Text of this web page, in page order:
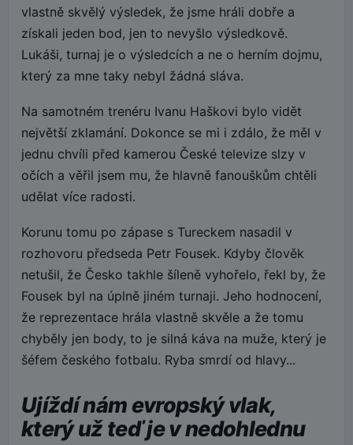
vlastně skvělý výsledek, že jsme hráli dobře a
získali jeden bod, jen to nevyšlo výsledkově.
Lukáši, turnaj je o výsledcích a ne o herním dojmu,
který za mne taky nebyl žádná sláva.
Na samotném trenéru Ivanu Haškovi bylo vidět
největší zklamání. Dokonce se mi i zdálo, že měl v
jednu chvíli před kamerou České televize slzy v
očích a věřil jsem mu, že hlavně fanouškům chtěli
udělat více radosti.
Korunu tomu po zápase s Tureckem nasadil v
rozhovoru předseda Petr Fousek. Kdyby člověk
netušil, že Česko takhle šíleně vyhořelo, řekl by, že
Fousek byl na úplně jiném turnaji. Jeho hodnocení,
že reprezentace hrála vlastně skvěle a že tomu
chyběly jen body, to je silná káva na muže, který je
šéfem českého fotbalu. Ryba smrdí od hlavy...
Ujíždí nám evropský vlak,
který už teď je v nedohlednu